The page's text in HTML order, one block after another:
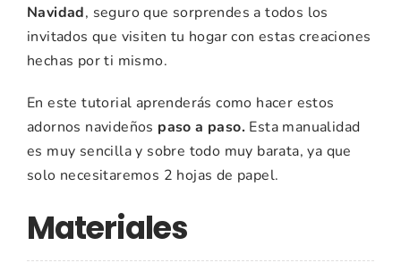
Navidad, seguro que sorprendes a todos los
invitados que visiten tu hogar con estas creaciones
hechas por ti mismo.
En este tutorial aprenderás como hacer estos
adornos navideños paso a paso. Esta manualidad
es muy sencilla y sobre todo muy barata, ya que
solo necesitaremos 2 hojas de papel.
Materiales